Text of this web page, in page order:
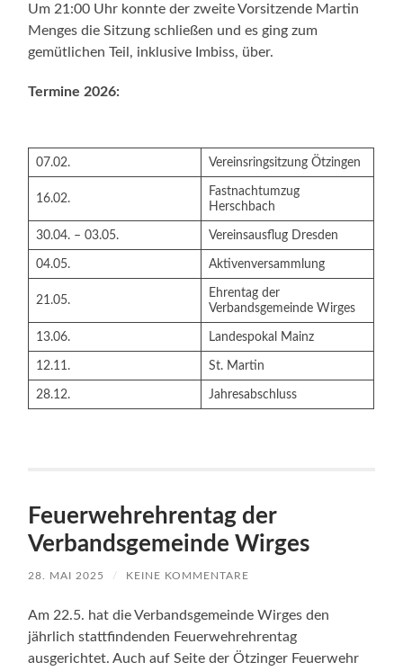
Um 21:00 Uhr konnte der zweite Vorsitzende Martin
Menges die Sitzung schließen und es ging zum
gemütlichen Teil, inklusive Imbiss, über.
Termine 2026:
07.02. Vereinsringsitzung Ötzingen
16.02.
Fastnachtumzug
Herschbach
30.04. – 03.05. Vereinsausflug Dresden
04.05. Aktivenversammlung
21.05.
Ehrentag der
Verbandsgemeinde Wirges
13.06. Landespokal Mainz
12.11. St. Martin
28.12. Jahresabschluss
Feuerwehrehrentag der
Verbandsgemeinde Wirges
28. MAI 2025 / KEINE KOMMENTARE
Am 22.5. hat die Verbandsgemeinde Wirges den
jährlich stattfindenden Feuerwehrehrentag
ausgerichtet. Auch auf Seite der Ötzinger Feuerwehr